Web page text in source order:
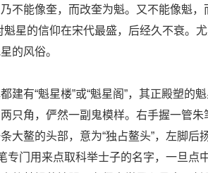
不能像奎，而改奎为魁。又不能像魁，
魁星的信仰在宋代最盛，后经久不衰。
的风俗。
建有“魁星楼”或“魁星阁”，其正殿塑的
只角，俨然一副鬼模样。右手握一管朱
大鳌的头部，意为“独占鳌头”，左脚后
专门用来点取科举士子的名字，一旦点